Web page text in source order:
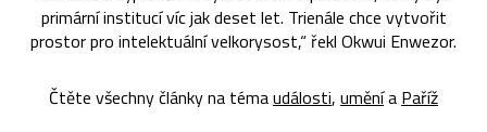
primární institucí víc jak deset let. Trienále chce vytvořit
prostor pro intelektuální velkorysost,“ řekl Okwui Enwezor.
Čtěte všechny články na témaudálosti, uměnía Paříž